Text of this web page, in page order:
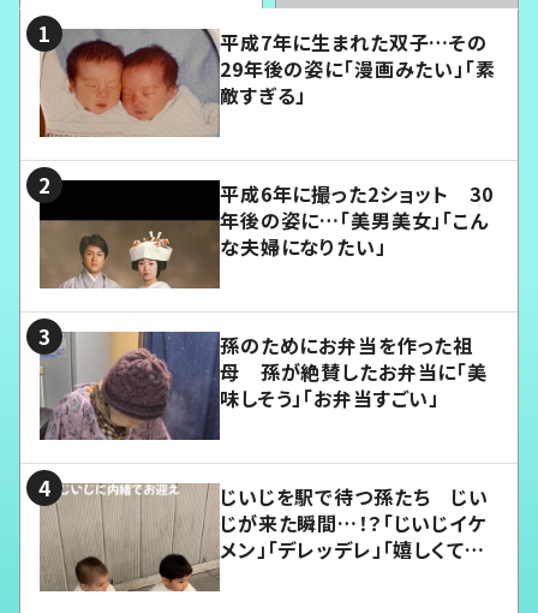
平成7年に生まれた双子…その
29年後の姿に「漫画みたい」「素
敵すぎる」
平成6年に撮った2ショット 30
年後の姿に…「美男美女」「こん
な夫婦になりたい」
孫のためにお弁当を作った祖
母 孫が絶賛したお弁当に「美
味しそう」「お弁当すごい」
じいじを駅で待つ孫たち じい
じが来た瞬間…！？「じいじイケ
メン」「デレッデレ」「嬉しくて可